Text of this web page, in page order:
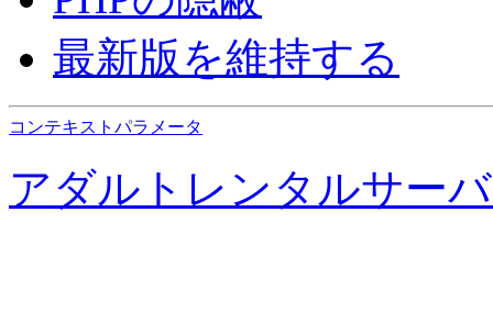
最新版を維持する
コンテキストパラメータ
アダルトレンタルサー